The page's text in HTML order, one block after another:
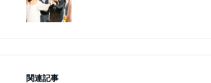
関連記事